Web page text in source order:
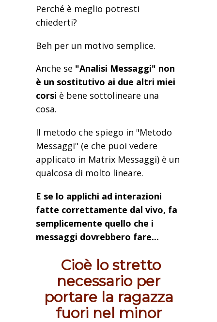
Perché è meglio potresti
chiederti?
Beh per un motivo semplice.
Anche se "Analisi Messaggi" non
è un sostitutivo ai due altri miei
corsi è bene sottolineare una
cosa.
Il metodo che spiego in "Metodo
Messaggi" (e che puoi vedere
applicato in Matrix Messaggi) è un
qualcosa di molto lineare.
E se lo applichi ad interazioni
fatte correttamente dal vivo, fa
semplicemente quello che i
messaggi dovrebbero fare...
Cioè lo stretto
necessario per
portare la ragazza
fuori nel minor